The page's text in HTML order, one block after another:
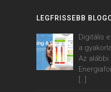
LEGFRISSEBB
Digitális
a
Az alábbi